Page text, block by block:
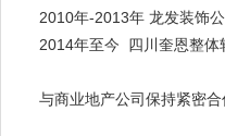
2010年-2013年 龙发装饰
2014年至今 四川奎恩整体
与商业地产公司保持紧密